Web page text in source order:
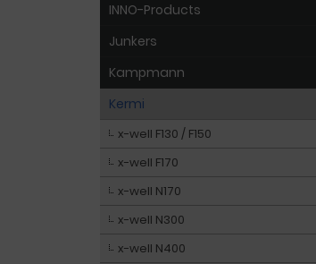
INNO-Products
Junkers
Kampmann
Kermi
x-well F130 / F150
x-well F170
x-well N170
x-well N300
x-well N400